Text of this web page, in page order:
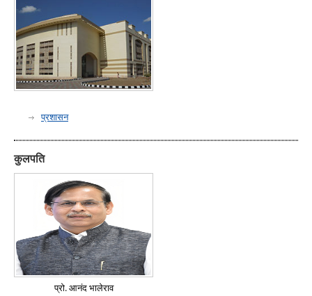
प्रशासन
कुलपति
प्रो. आनंद भालेराव